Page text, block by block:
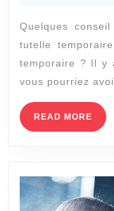
Quelques
tutelle
temporaire ? Il y
vous pourriez
READ MORE READ
MORE